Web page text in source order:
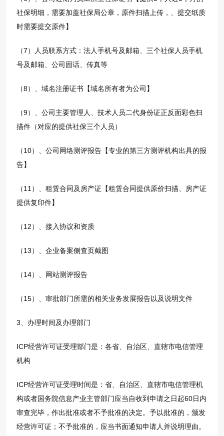
社保明细，需要加盖社保局公章，原件扫描上传，、提交纸质
时需要提交原件】
（7）人员联系方式：法人手机号及邮箱、三个社保人员手机
号及邮箱、公司固话、传真等
（8）、域名注册证书【域名所有者为公司】
（9）、公司主要管理人、技术人员二代身份证正反面彩色扫
描件（对应的提供社保三个人员）
（10）、公司网络测评报告【专业的第三方测评机构出具的报
告】
（11）、租赁合同及房产证【租赁合同提供原价扫描、房产证
提供复印件】
（12）、接入协议和资质
（13）、企业备案侧查页截图
（14）、网站测评报告
（15）、审批部门所需的相关业务发展报告以及说明文件
3、办理时间及办理部门
ICP经营许可证受理部门是：各省、自治区、直辖市电信管理
机构
ICP经营许可证受理时间是：省、自治区、直辖市电信管理机
构或者国务院信息产业主管部门应当自收到申请之日起60日内
审查完毕，作出批准或者不予批准的决定。予以批准的，颁发
经营许可证；不予批准的，应当书面通知申请人并说明理由。